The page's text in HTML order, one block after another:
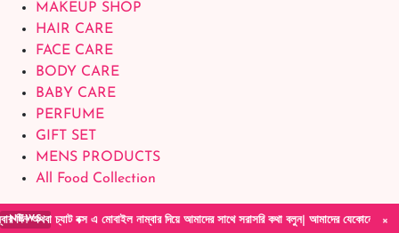
MAKEUP SHOP
HAIR CARE
FACE CARE
BODY CARE
BABY CARE
PERFUME
GIFT SET
MENS PRODUCTS
All Food Collection
×
NEWSনাম্বার দিয়ে আমাদের সাথে সরাসরি কথা বলুন| আমাদের যেকোনো পণ্য হাতে নিয়ে দেখে